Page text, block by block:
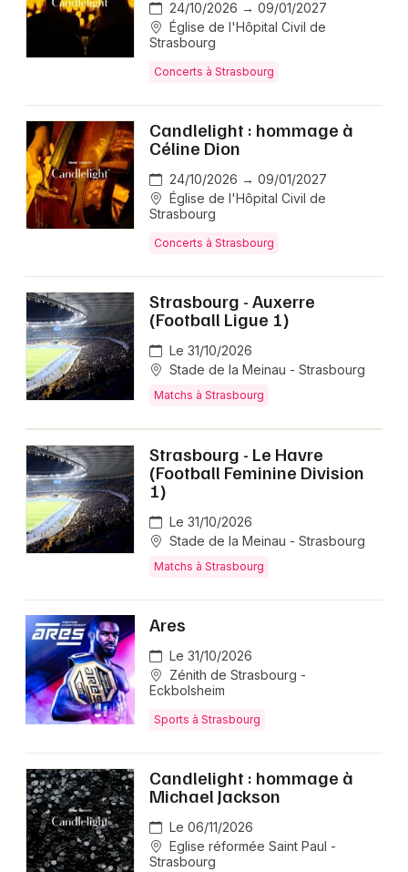
24/10/2026 → 09/01/2027
Église de l'Hôpital Civil de
Strasbourg
Concerts à Strasbourg
Candlelight : hommage à
Céline Dion
24/10/2026 → 09/01/2027
Église de l'Hôpital Civil de
Strasbourg
Concerts à Strasbourg
Strasbourg - Auxerre
(Football Ligue 1)
Le 31/10/2026
Stade de la Meinau - Strasbourg
Matchs à Strasbourg
Strasbourg - Le Havre
(Football Feminine Division
1)
Le 31/10/2026
Stade de la Meinau - Strasbourg
Matchs à Strasbourg
Ares
Le 31/10/2026
Zénith de Strasbourg -
Eckbolsheim
Sports à Strasbourg
Candlelight : hommage à
Michael Jackson
Le 06/11/2026
Eglise réformée Saint Paul -
Strasbourg